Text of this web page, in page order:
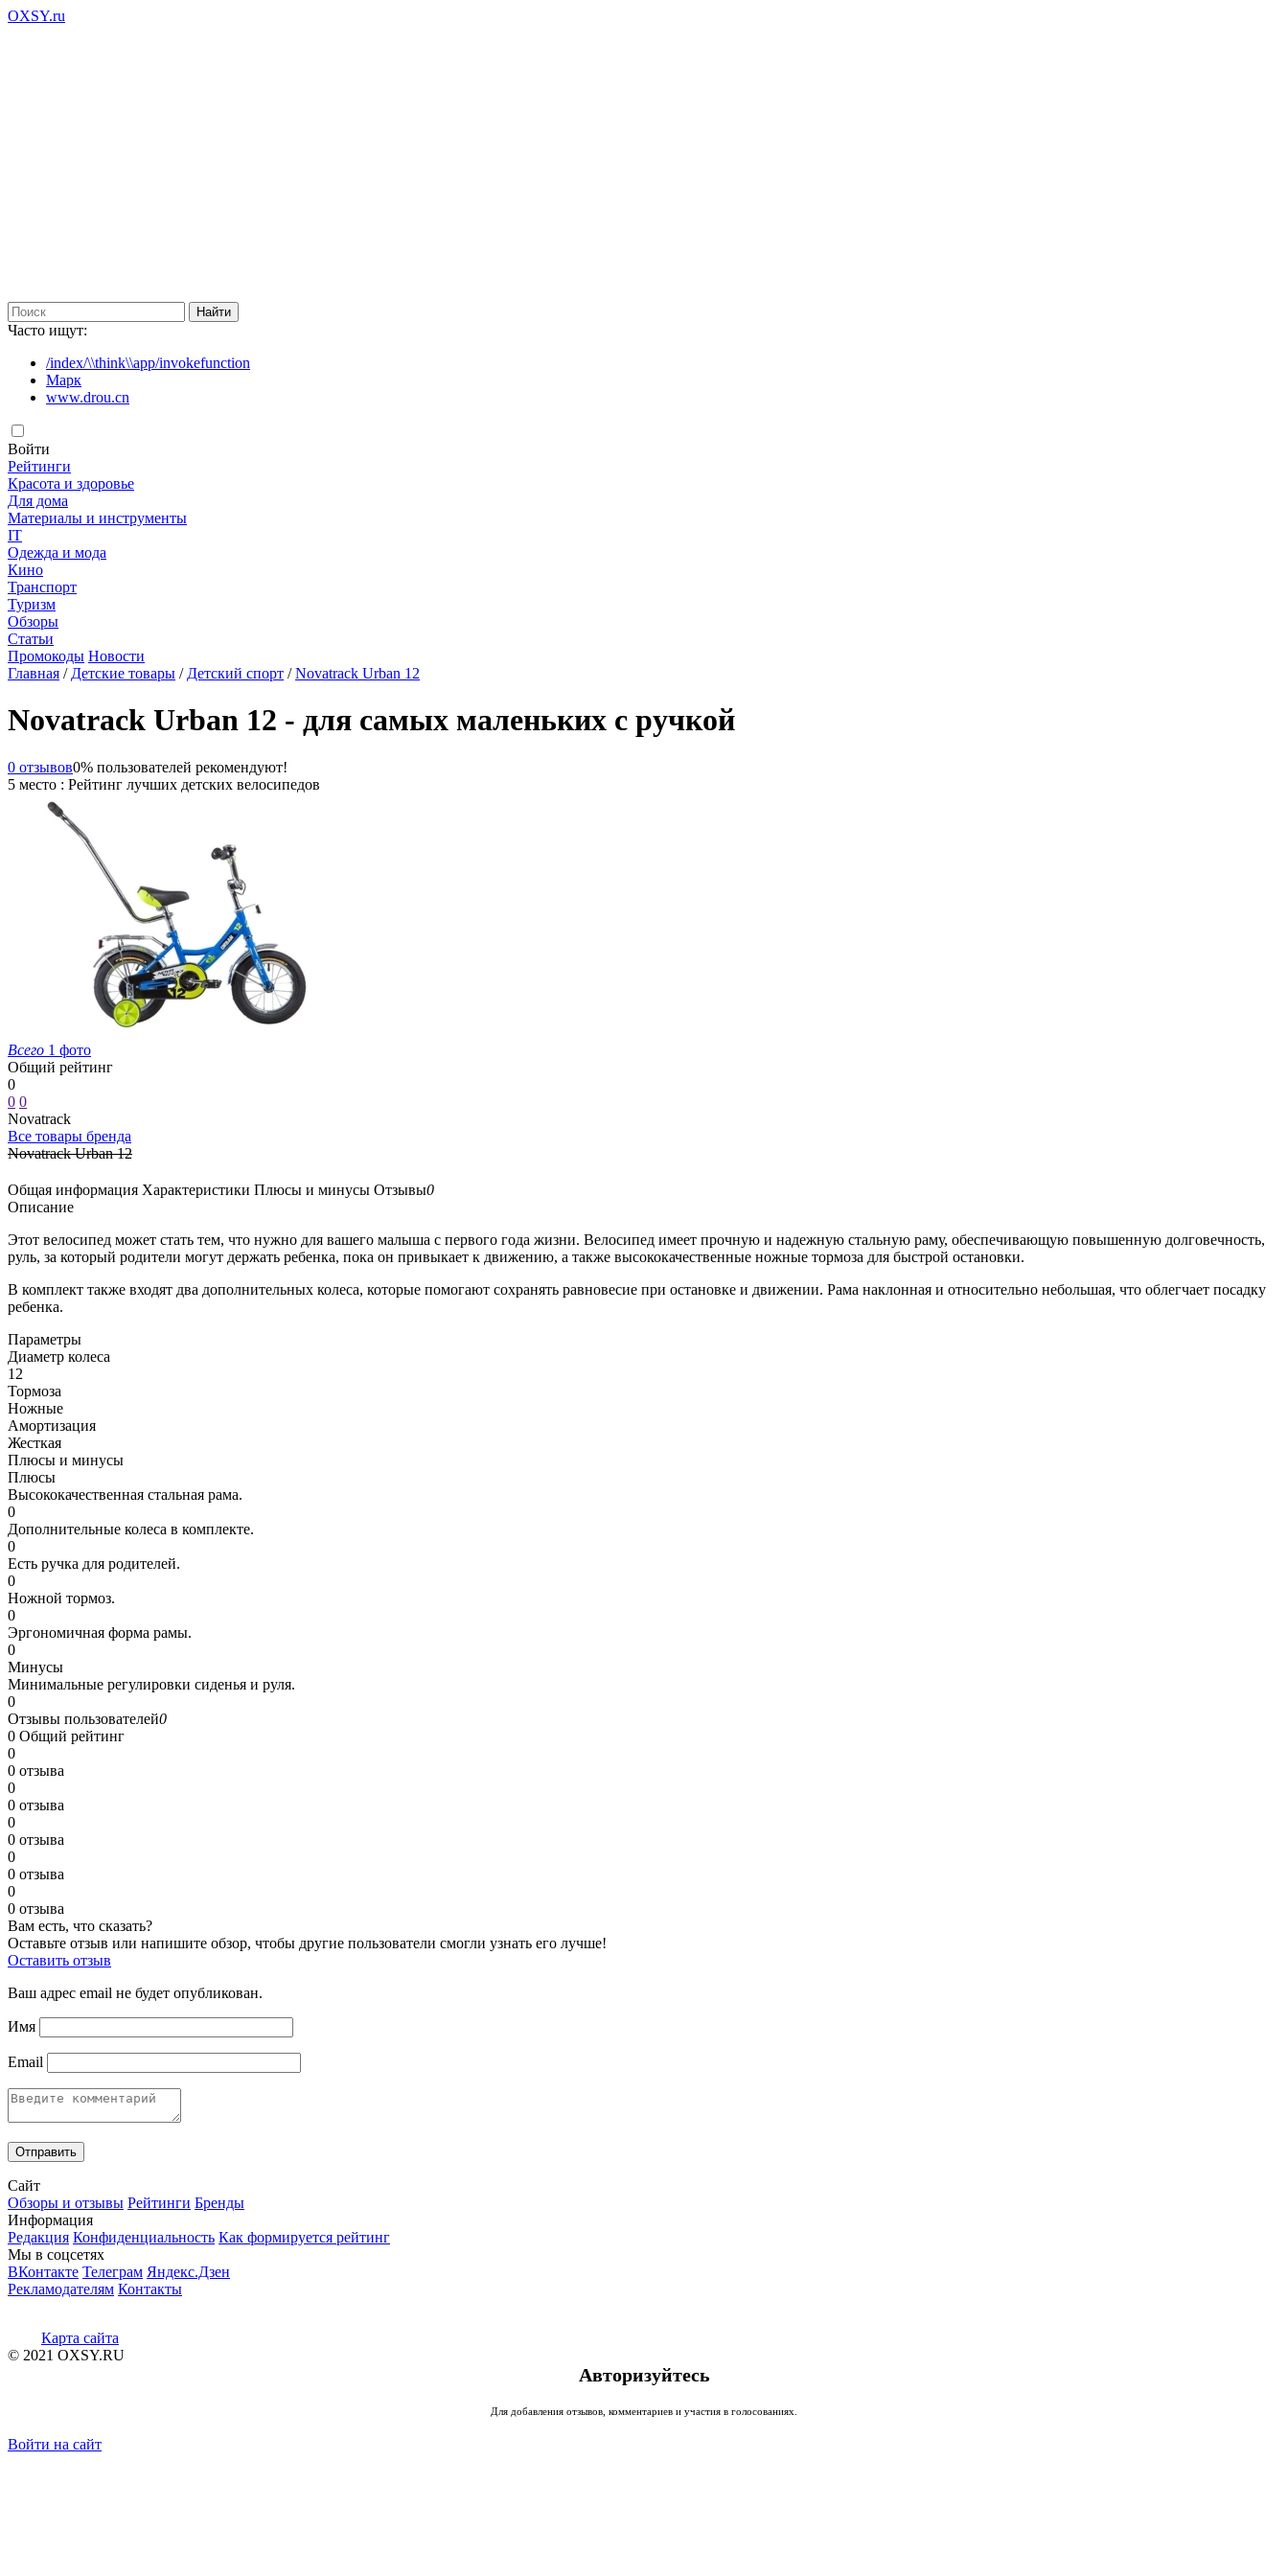
OXSY.ru
Часто ищут:
/index/\\think\\app/invokefunction
Марк
www.drou.cn
Войти
Рейтинги
Красота и здоровье
Для дома
Материалы и инструменты
IT
Одежда и мода
Кино
Транспорт
Туризм
Обзоры
Статьи
Промокоды Новости
Главная / Детские товары / Детский спорт /Novatrack Urban 12
Novatrack Urban 12 - для самых маленьких с ручкой
0 отзывов0% пользователей рекомендуют!
5 место : Рейтинг лучших детских велосипедов
Всего 1 фото
Общий рейтинг
0
0 0
Novatrack
Все товары бренда
Novatrack Urban 12
Общая информация Характеристики Плюсы и минусы Отзывы0
Описание
Этот велосипед может стать тем, что нужно для вашего малыша с первого года жизни. Велосипед имеет прочную и надежную стальную раму, обеспечивающую повышенную долговечность,
руль, за который родители могут держать ребенка, пока он привыкает к движению, а также высококачественные ножные тормоза для быстрой остановки.
В комплект также входят два дополнительных колеса, которые помогают сохранять равновесие при остановке и движении. Рама наклонная и относительно небольшая, что облегчает посадку
ребенка.
Параметры
Диаметр колеса
12
Тормоза
Ножные
Амортизация
Жесткая
Плюсы и минусы
Плюсы
Высококачественная стальная рама.
0
Дополнительные колеса в комплекте.
0
Есть ручка для родителей.
0
Ножной тормоз.
0
Эргономичная форма рамы.
0
Минусы
Минимальные регулировки сиденья и руля.
0
Отзывы пользователей0
0 Общий рейтинг
0
0 отзыва
0
0 отзыва
0
0 отзыва
0
0 отзыва
0
0 отзыва
Вам есть, что сказать?
Оставьте отзыв или напишите обзор, чтобы другие пользователи смогли узнать его лучше!
Оставить отзыв
Ваш адрес email не будет опубликован.
Имя
Email
Сайт
Обзоры и отзывы Рейтинги Бренды
Информация
Редакция Конфиденциальность Как формируется рейтинг
Мы в соцсетях
ВКонтакте Телеграм Яндекс.Дзен
Рекламодателям Контакты
Карта сайта
© 2021 OXSY.RU
Авторизуйтесь
Для добавления отзывов, комментариев и участия в голосованиях.
Войти на сайт